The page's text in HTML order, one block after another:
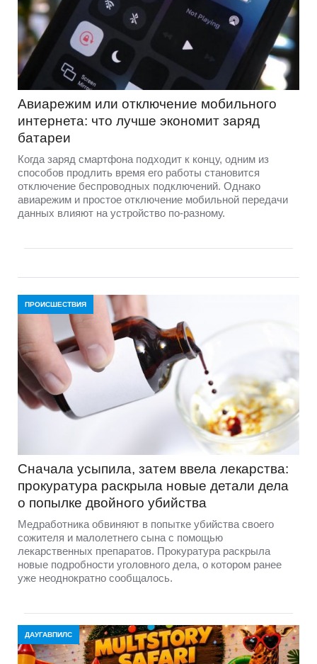
Авиарежим или отключение мобильного
интернета: что лучше экономит заряд
батареи
Когда заряд смартфона подходит к концу, одним из
способов продлить время его работы становится
отключение беспроводных подключений. Однако
авиарежим и простое отключение мобильной передачи
данных влияют на устройство по-разному.
ПРОИСШЕСТВИЯ
Сначала усыпила, затем ввела лекарства:
прокуратура раскрыла новые детали дела
о попылке двойного убийства
Медработника обвиняют в попытке убийства своего
сожителя и малолетнего сына с помощью
лекарственных препаратов. Прокуратура раскрыла
новые подробности уголовного дела, о котором ранее
уже неоднократно сообщалось.
ДАУГАВПИЛС